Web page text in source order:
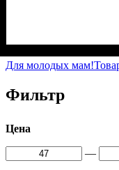
Полиэстер
х/б, 10% п/э)
Для молодых мам!
Фильтр
Цена
—